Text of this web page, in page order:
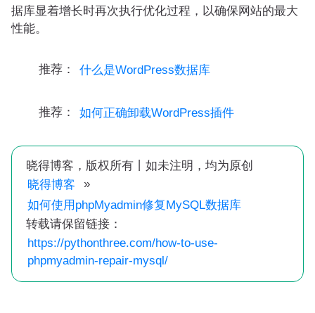
据库显着增长时再次执行优化过程，以确保网站的最大
性能。
推荐： 什么是WordPress数据库
推荐： 如何正确卸载WordPress插件
晓得博客，版权所有丨如未注明，均为原创
晓得博客
»
如何使用phpMyadmin修复MySQL数据库
转载请保留链接：
https://pythonthree.com/how-to-use-
phpmyadmin-repair-mysql/